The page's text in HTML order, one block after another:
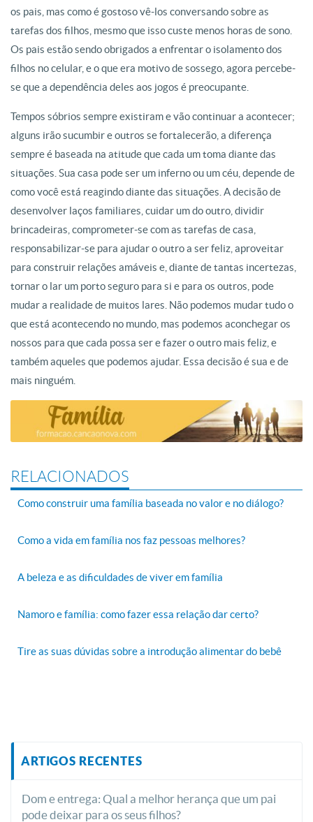
os pais, mas como é gostoso vê-los conversando sobre as
tarefas dos filhos, mesmo que isso custe menos horas de sono.
Os pais estão sendo obrigados a enfrentar o isolamento dos
filhos no celular, e o que era motivo de sossego, agora percebe-
se que a dependência deles aos jogos é preocupante.
Tempos sóbrios sempre existiram e vão continuar a acontecer;
alguns irão sucumbir e outros se fortalecerão, a diferença
sempre é baseada na atitude que cada um toma diante das
situações. Sua casa pode ser um inferno ou um céu, depende de
como você está reagindo diante das situações. A decisão de
desenvolver laços familiares, cuidar um do outro, dividir
brincadeiras, comprometer-se com as tarefas de casa,
responsabilizar-se para ajudar o outro a ser feliz, aproveitar
para construir relações amáveis e, diante de tantas incertezas,
tornar o lar um porto seguro para si e para os outros, pode
mudar a realidade de muitos lares. Não podemos mudar tudo o
que está acontecendo no mundo, mas podemos aconchegar os
nossos para que cada possa ser e fazer o outro mais feliz, e
também aqueles que podemos ajudar. Essa decisão é sua e de
mais ninguém.
RELACIONADOS
Como construir uma família baseada no valor e no diálogo?
Como a vida em família nos faz pessoas melhores?
A beleza e as dificuldades de viver em família
Namoro e família: como fazer essa relação dar certo?
Tire as suas dúvidas sobre a introdução alimentar do bebê
ARTIGOS RECENTES
Dom e entrega: Qual a melhor herança que um pai
pode deixar para os seus filhos?